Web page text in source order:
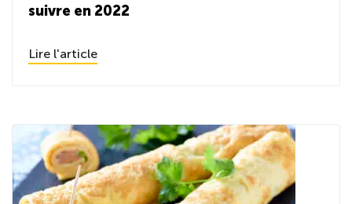
suivre en 2022
Lire l'article